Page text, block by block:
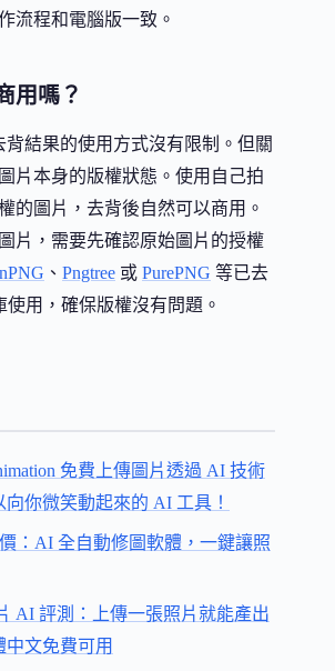
流程和電腦版一致。
用嗎？
背結果的使用方式沒有限制。但關
片本身的版權狀態。使用自己拍
的圖片，去背後自然可以商用。
片，需要先確認原始圖片的授權
、 Pngtree 或 PurePNG 等已去
使用，確保版權沒有問題。
免費上傳圖片透過 AI 技術
你微笑動起來的 AI 工具！
價：AI 全自動修圖軟體，一鍵讓照
AI 評測：上傳一張照片就能產出
文免費可用